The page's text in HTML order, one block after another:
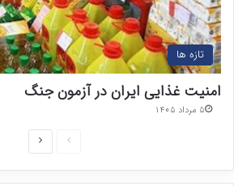
تازه ها
امنیت غذایی ایران در آزمون جنگ
۵ مرداد ۱۴۰۵